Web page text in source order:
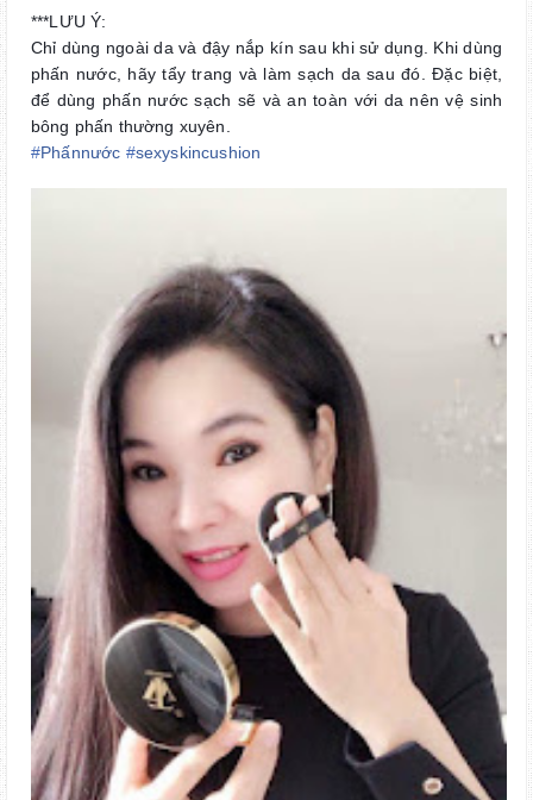
***LƯU Ý:
Chỉ dùng ngoài da và đậy nắp kín sau khi sử dụng. Khi dùng
phấn nước, hãy tẩy trang và làm sạch da sau đó. Đặc biệt,
để dùng phấn nước sạch sẽ và an toàn với da nên vệ sinh
bông phấn thường xuyên.
#Phấnnước #sexyskincushion